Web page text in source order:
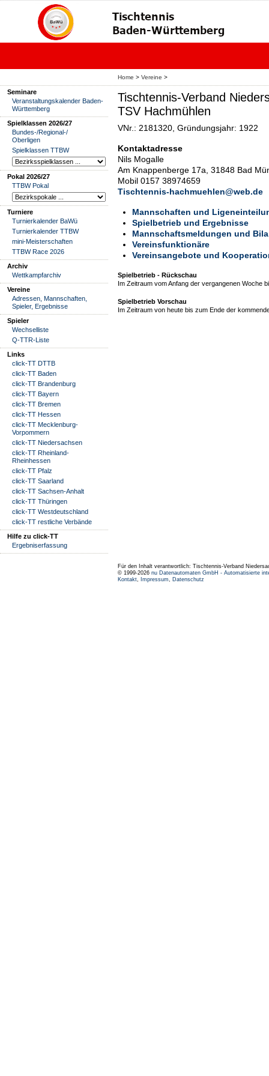
Home > Vereine >
Seminare
Veranstaltungskalender Baden-
Württemberg
Spielklassen 2026/27
Bundes-/Regional-/
Oberligen
Spielklassen TTBW
Pokal 2026/27
TTBW Pokal
Turniere
Turnierkalender BaWü
Turnierkalender TTBW
mini-Meisterschaften
TTBW Race 2026
Archiv
Wettkampfarchiv
Vereine
Adressen, Mannschaften,
Spieler, Ergebnisse
Spieler
Wechselliste
Q-TTR-Liste
Links
click-TT DTTB
click-TT Baden
click-TT Brandenburg
click-TT Bayern
click-TT Bremen
click-TT Hessen
click-TT Mecklenburg-
Vorpommern
click-TT Niedersachsen
click-TT Rheinland-
Rheinhessen
click-TT Pfalz
click-TT Saarland
click-TT Sachsen-Anhalt
click-TT Thüringen
click-TT Westdeutschland
click-TT restliche Verbände
Hilfe zu click-TT
Ergebniserfassung
Tischtennis-Verband
TSV Hachmühlen
VNr.: 2181320, Gründungsjahr: 1922
Kontaktadresse
Nils Mogalle
Am Knappenberge 17a, 31848 Bad
Mobil 0157 38974659
Tischtennis-hachmuehlen@web.de
Mannschaften und
Spielbetrieb und Ergebnisse
Mannschaftsmeldungen und
Vereinsfunktionäre
Vereinsangebote und
Spielbetrieb - Rückschau
Im Zeitraum vom Anfang der vergangenen Woche
Spielbetrieb Vorschau
Im Zeitraum von heute bis zum Ende der
Für den Inhalt verantwortlich: Tischtennis-Verband
© 1999-2026 nu Datenautomaten GmbH - Automatisierte
Kontakt, Impressum, Datenschutz